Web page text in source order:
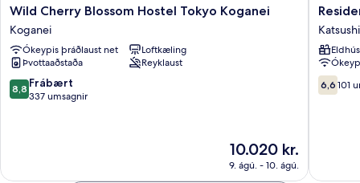
Wild
Cherry
Blossom
Hostel
Tokyo
Koganei
Koganei
Wild Cherry Blossom Hostel Tokyo Koganei
Koganei
Ókeypis þráðlaust net
Loftkæling
Þvottaaðstaða
Reyklaust
8.8
af
8,8 Frábært
337 umsagnir
Verðið
er
10.020 kr.
10.020 kr.
9. ágú. - 10. ágú.
Hotel
Bevel
Tokyo
6.6af
10,
6,6 101